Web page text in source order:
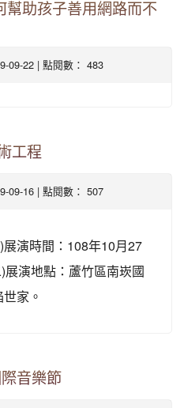
幫助孩子善用網路而不
09-22 | 點閱數： 483
工程
09-16 | 點閱數： 507
演時間：108年10月27
演地點：蘆竹區南崁國
家。
音樂節